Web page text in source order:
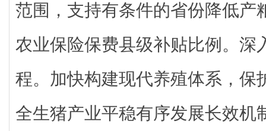
范围，支持有条件的省份降低产
农业保险保费县级补贴比例。深
程。加快构建现代养殖体系，保
全生猪产业平稳有序发展长效机